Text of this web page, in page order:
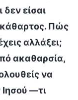
είσαι
Πώς
αλλάξει;
ακαθαρσία,
να
Ιησού —τι